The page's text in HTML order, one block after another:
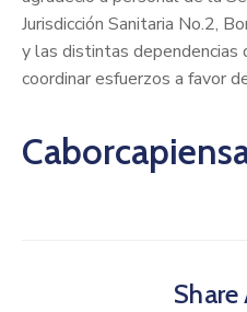
Jurisdicción Sanitaria No.2,
y las distintas
coordinar esfuerzos a favor